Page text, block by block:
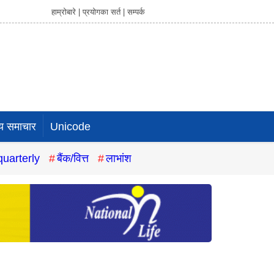
हाम्रोबारे | प्रयोगका सर्त | सम्पर्क
समाचार Unicode
बैंक/वित्त लाभांश